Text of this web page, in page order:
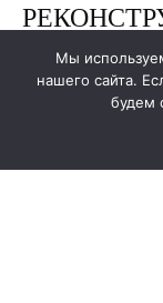
Мы
нашего сайта.
будем